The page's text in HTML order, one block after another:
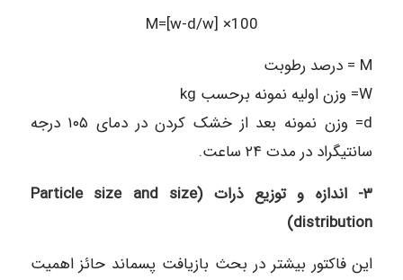
M=[w-d/w] ×100
M = درصد رطوبت
W= وزن اولیه نمونه برحسب kg
d= وزن نمونه بعد از خشک کردن در دمای ۱۰۵ درجه
سانتیگراد در مدت ۲۴ ساعت.
۳- اندازه و توزیع ذرات (Particle size and size
distribution)
این فاکتور بیشتر در بحث بازیافت پسماند حائز اهمیت